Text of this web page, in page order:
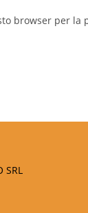
browser per la
SRL